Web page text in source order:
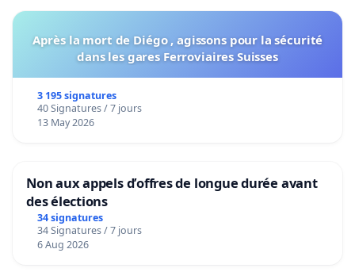
Après la mort de Diégo , agissons pour la sécurité
dans les gares Ferroviaires Suisses
3 195 signatures
40 Signatures / 7 jours
13 May 2026
Non aux appels d’offres de longue durée avant
des élections
34 signatures
34 Signatures / 7 jours
6 Aug 2026